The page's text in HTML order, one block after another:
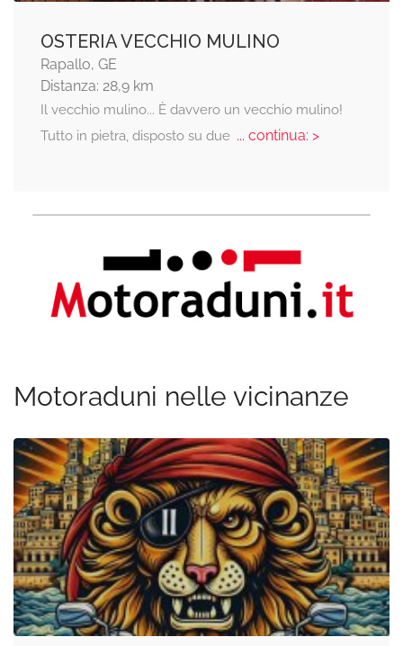
OSTERIA VECCHIO MULINO
Rapallo, GE
Distanza: 28,9 km
Il vecchio mulino... È davvero un vecchio mulino!
Tutto in pietra, disposto su due... continua: >
Motoraduni nelle vicinanze